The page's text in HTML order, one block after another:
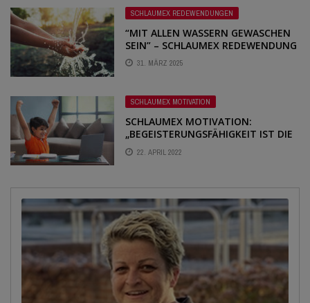
SCHLAUMEX REDEWENDUNGEN
“MIT ALLEN WASSERN GEWASCHEN
SEIN” – SCHLAUMEX REDEWENDUNG
31. MÄRZ 2025
SCHLAUMEX MOTIVATION
SCHLAUMEX MOTIVATION:
„BEGEISTERUNGSFÄHIGKEIT IST DIE
BESTBEZAHLTE EIGENSCHAFT DER
WELT“ – IMMANUEL KANT
22. APRIL 2022